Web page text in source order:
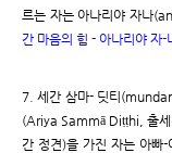
르는 자는 아나리야 자나
간 마음의 힘 - 아나리야 자-
7. 세간 삼마- 딧티
(Ariya Sammā Diṭṭhi, 출세
간 정견)을 가진 자는 아빠-